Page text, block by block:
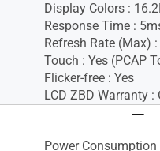
Display Colors :
Response Time :
Refresh Rate (Max)
Touch : Yes (PCAP
Flicker-free : Yes
LCD ZBD Warranty :
Power Consumption